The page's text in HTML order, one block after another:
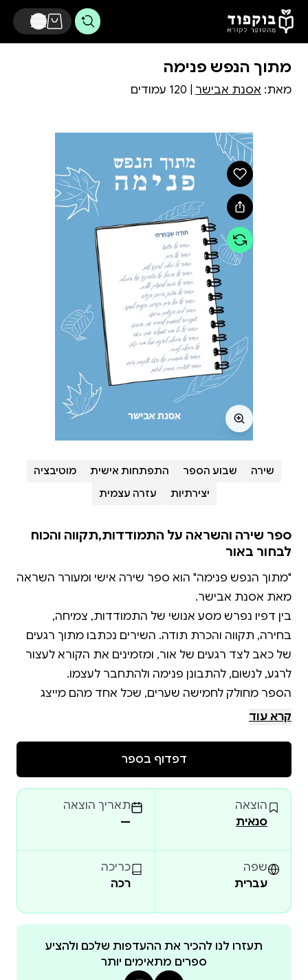
דלג לתוכן הראשי
מתוך הנפש פנימה
מאת: אסנת אבישר
שירה שבוע הספר התפתחות אישית
מוטיבציה
יצירתיות
עזרה עצמית
ספר שירה והשראה על התמודדות,תקווה והכוח
לבחור באור
"מתוך הנפש פנימה" הוא ספר שירה אישי ומעורר השראה
בין דפיו נפרש מסע אנושי של התמודדות, צמיחה,
בחירה, תקווה והכרת תודה. השירים נכתבו מתוך רגעים
של כאב לצד רגעים של אור, ומזמינים את הקורא לעצור
הספר מחולק לחמישה שערים, שכל אחד מהם מייצג
תחנה במסע החיים - שינוי, התבוננות, התמודדות, תדר
קיימת תמיד האפשרות לבחור בדרך של משמעות,
מתנה מרגשת לעצמכם או לאדם אהוב
קרא עוד
דפדוף בספר
הוצאה
סנאית
תאריך הוצאה
—
שפה
עברית
כריכה
רכה
תעזרו לנו להכיר את ההעדפות שלכם ולהציע
ספרים מתאימים יותר